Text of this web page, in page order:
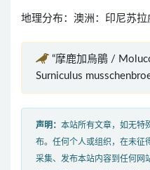
地理分布：澳洲：印尼苏
“摩鹿加烏鵑 /
Surniculus
声明： 本站所有文章，如无特
布。任何个人或组织，在未征
采集、发布本站内容到任何网